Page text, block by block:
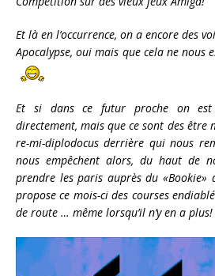
Et là en l’occurrence, on a encore des
Apocalypse, oui mais que cela ne nous
Et si dans ce futur proche on
directement, mais que ce sont des être
re-mi-diplodocus derrière qui nous
nous empêchent alors, du haut de
prendre les paris auprès du «Bookie»
propose ce mois-ci des courses
de route … même lorsqu’il n’y en a plus!